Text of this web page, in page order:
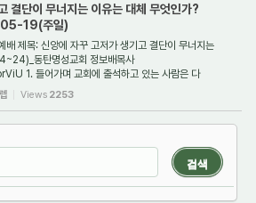
결단이 무너지는 이유는 대체 무엇인가?
19(주일)
제목: 신앙에 자꾸 고저가 생기고 결단이 무너지는
동탄명성교회 정보배목사
1. 들어가며 교회에 출석하고 있는 사람은 다
교에서...
Views 2253
검색